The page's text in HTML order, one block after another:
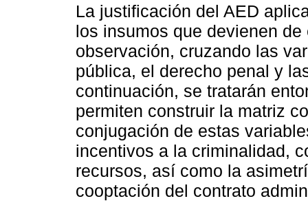
La justificación del AED
los insumos que devienen
observación, cruzando las
pública, el derecho penal y
continuación, se tratarán
permiten construir la matriz
conjugación de estas
incentivos a la criminalidad,
recursos, así como la
cooptación del contrato